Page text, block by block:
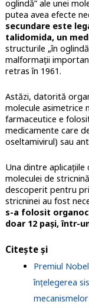
oglindă” ale unei
putea avea efecte
secundare este
talidomida, un
structurile „în
malformații
retras în 1961.
Astăzi, datorită
molecule asimetrice
farmaceutice e
medicamente care
oseltamivirul) sau
Una dintre aplicațiile
moleculei de
descoperit pentru
stricninei au fost
s-a folosit
doar 12 pași, într-
Citește și
Premiul
înțelegerea